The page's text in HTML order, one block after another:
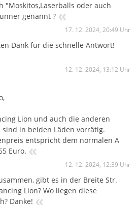
"Moskitos,Laserballs oder auch
genannt ? «
17. 12. 2024, 20:49 Uhr
Dank für die schnelle Antwort!
12. 12. 2024, 13:12 Uhr
Lion und auch die anderen
sind in beiden Läden vorrätig.
entspricht dem normalen A
Euro. «
12. 12. 2024, 12:39 Uhr
gibt es in der Breite Str.
Lion? Wo liegen diese
Danke! «